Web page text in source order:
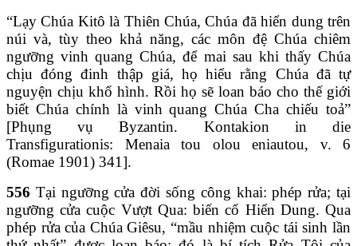
“Lạy Chúa Kitô là Thiên Chúa, Chúa đã hiển dung trên
núi và, tùy theo khả năng, các môn đệ Chúa chiêm
ngưỡng vinh quang Chúa, để mai sau khi thấy Chúa
chịu đóng đinh thập giá, họ hiểu rằng Chúa đã tự
nguyện chịu khổ hình. Rồi họ sẽ loan báo cho thế giới
biết Chúa chính là vinh quang Chúa Cha chiếu toả”
[Phụng vụ Byzantin. Kontakion in die
Transfigurationis: Menaia tou olou eniautou, v. 6
(Romae 1901) 341].
556 Tại ngưỡng cửa đời sống công khai: phép rửa; tại
ngưỡng cửa cuộc Vượt Qua: biến cố Hiển Dung. Qua
phép rửa của Chúa Giêsu, “mầu nhiệm cuộc tái sinh lần